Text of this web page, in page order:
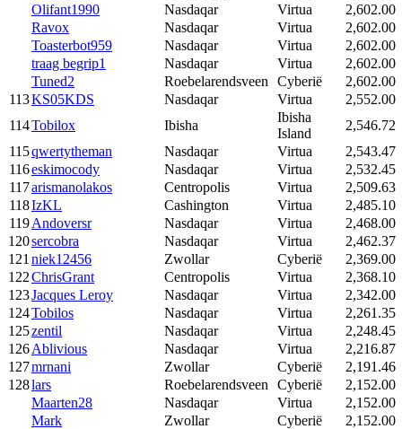
Olifant1990
Nasdaqar Virtua
2,602.00
Ravox
Nasdaqar Virtua
2,602.00
Toasterbot959
Nasdaqar Virtua
2,602.00
traag begrip1
Nasdaqar Virtua
2,602.00
Tuned2
Roebelarendsveen Cyberië
2,602.00
113KS05KDS Nasdaqar Virtua
2,552.00
114Tobilox Ibisha
Ibisha
Island
2,546.72
115qwertytheman Nasdaqar Virtua
2,543.47
116eskimocody Nasdaqar Virtua
2,532.45
117arismanolakos Centropolis Virtua
2,509.63
118IzKL Cashington Virtua
2,485.10
119Andoversr Nasdaqar Virtua
2,468.00
120sercobra Nasdaqar Virtua
2,462.37
121 niek12456 Zwollar Cyberië
2,369.00
122ChrisGrant Centropolis Virtua
2,368.10
123Jacques Leroy Nasdaqar Virtua
2,342.00
124Tobilos Nasdaqar Virtua
2,261.35
125zentil Nasdaqar Virtua
2,248.45
126Ablivious Nasdaqar Virtua
2,216.87
127mrnani Zwollar Cyberië
2,191.46
128lars Roebelarendsveen Cyberië
2,152.00
Maarten28
Nasdaqar Virtua
2,152.00
Mark
Zwollar Cyberië
2,152.00